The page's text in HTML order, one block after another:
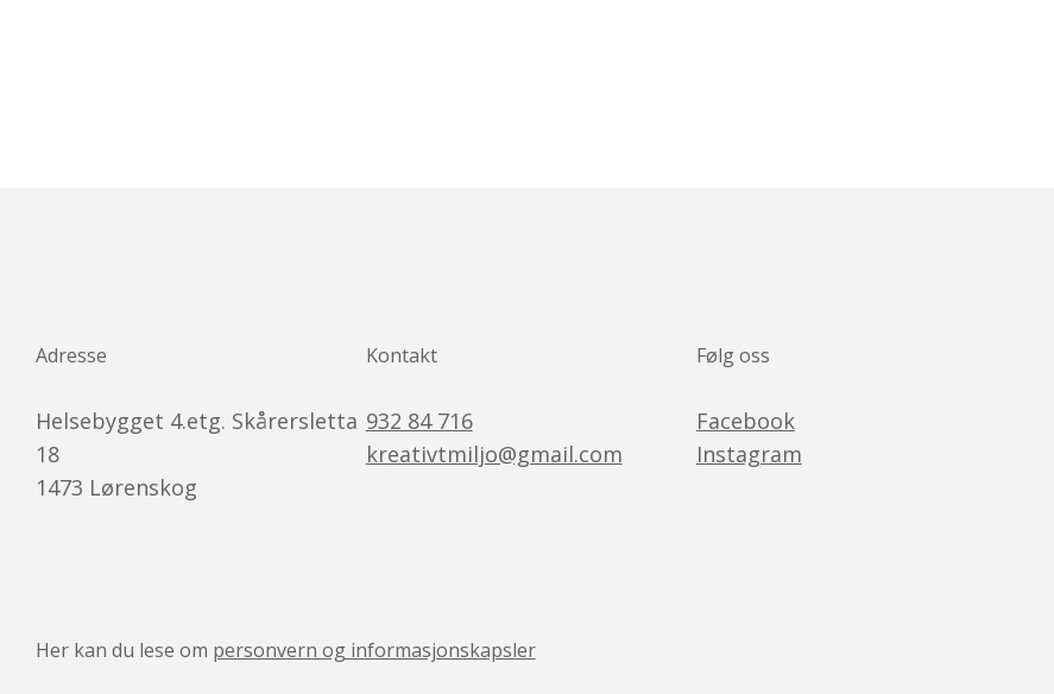
Adresse
Helsebygget 4.etg. Skårersletta
18
1473 Lørenskog
Kontakt
932 84 716
kreativtmiljo@gmail.com
Følg oss
Facebook
Instagram
Her kan du lese om personvern og informasjonskapsler